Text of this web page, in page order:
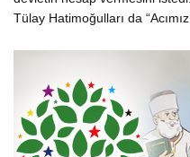
Tülay Hatimoğulları da